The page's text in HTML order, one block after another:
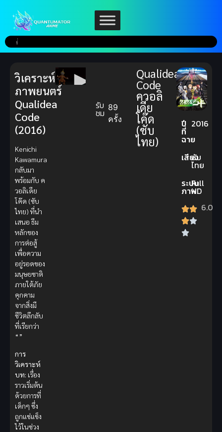
รับ
ชม 89
ครั้ง
Qualidea
Code
ควอลิ
เดีย
โค๊ด
(ซับ
ไทย)
ปี
ที่
ฉาย
2016
เสียง
ซับ
ไทย
ระบบ
ภาพ
Full
HD
6.0
วิเคราะห์
ภาพยนตร์
Qualidea
Code
(2016)
Kenichi
Kawamura
กลับมา
พร้อมกับ ค
วอลิเดีย
โค๊ด (ซับ
ไทย) ที่นำ
เสนอ ธีม
หลักของ
การต่อสู้
เพื่อความ
อยู่รอดของ
มนุษยชาติ
ภายใต้ภัย
คุกคาม
จากสิ่งมี
ชีวิตลึกลับ
ที่เรียกว่า
“”
การ
วิเคราะห์
บท: เรื่อง
ราวเริ่มต้น
ด้วยการที่
เด็กๆ ซึ่ง
ถูกแช่แข็ง
ไว้ในช่วง